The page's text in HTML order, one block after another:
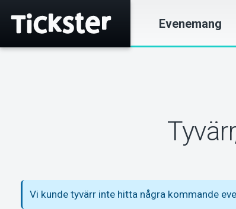
Evenemang
Vi kunde tyvärr inte hitta några kommande